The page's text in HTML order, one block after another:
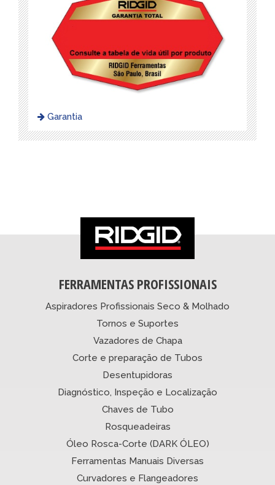
Garantia
FERRAMENTAS PROFISSIONAIS
Aspiradores Profissionais Seco & Molhado
Tornos e Suportes
Vazadores de Chapa
Corte e preparação de Tubos
Desentupidoras
Diagnóstico, Inspeção e Localização
Chaves de Tubo
Rosqueadeiras
Óleo Rosca-Corte (DARK ÓLEO)
Ferramentas Manuais Diversas
Curvadores e Flangeadores